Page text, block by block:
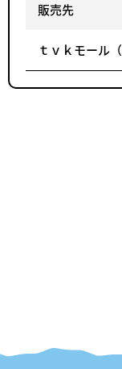
販売先
ｔｖｋモール（